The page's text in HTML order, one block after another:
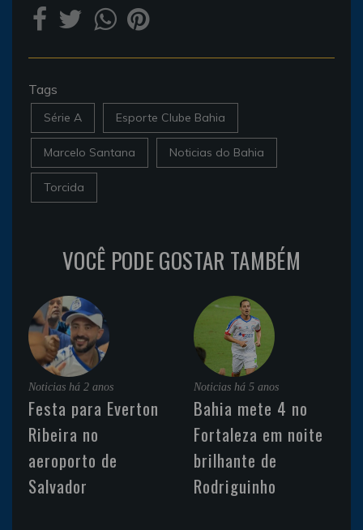
Tags
Série A Esporte Clube Bahia
Marcelo Santana Noticias do Bahia
Torcida
VOCÊ PODE GOSTAR TAMBÉM
Noticias há 2 anos
Festa para Everton
Ribeira no
aeroporto de
Salvador
Noticias há 5 anos
Bahia mete 4 no
Fortaleza em noite
brilhante de
Rodriguinho